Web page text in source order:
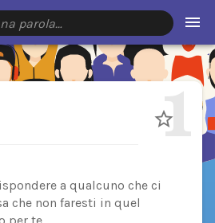
parola…
1
a qualcuno che ci
che non faresti in quel